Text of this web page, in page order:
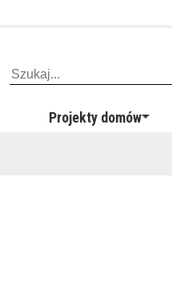
Projekty domów